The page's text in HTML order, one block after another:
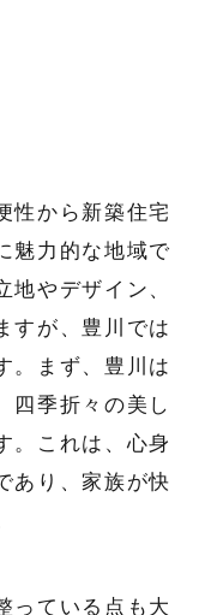
性から新築住宅
魅力的な地域で
やデザイン、
すが、豊川では
。まず、豊川は
四季折々の美し
。これは、心身
あり、家族が快
っている点も大